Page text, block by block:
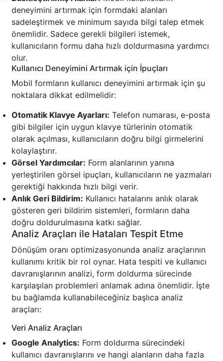
deneyimini artırmak için formdaki alanları
sadeleştirmek ve minimum sayıda bilgi talep etmek
önemlidir. Sadece gerekli bilgileri istemek,
kullanıcıların formu daha hızlı doldurmasına yardımcı
olur.
Kullanıcı Deneyimini Artırmak için İpuçları
Mobil formların kullanıcı deneyimini artırmak için şu
noktalara dikkat edilmelidir:
Otomatik Klavye Ayarları: Telefon numarası, e-posta
gibi bilgiler için uygun klavye türlerinin otomatik
olarak açılması, kullanıcıların doğru bilgi girmelerini
kolaylaştırır.
Görsel Yardımcılar: Form alanlarının yanına
yerleştirilen görsel ipuçları, kullanıcıların ne yazmaları
gerektiği hakkında hızlı bilgi verir.
Anlık Geri Bildirim: Kullanıcı hatalarını anlık olarak
gösteren geri bildirim sistemleri, formların daha
doğru doldurulmasına katkı sağlar.
Analiz Araçları ile Hataları Tespit Etme
Dönüşüm oranı optimizasyonunda analiz araçlarının
kullanımı kritik bir rol oynar. Hata tespiti ve kullanıcı
davranışlarının analizi, form doldurma sürecinde
karşılaşılan problemleri anlamak adına önemlidir. İşte
bu bağlamda kullanabileceğiniz başlıca analiz
araçları:
Veri Analiz Araçları
Google Analytics: Form doldurma sürecindeki
kullanıcı davranışlarını ve hangi alanların daha fazla